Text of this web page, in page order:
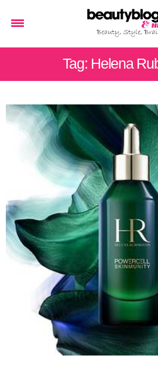
Tag: Helena